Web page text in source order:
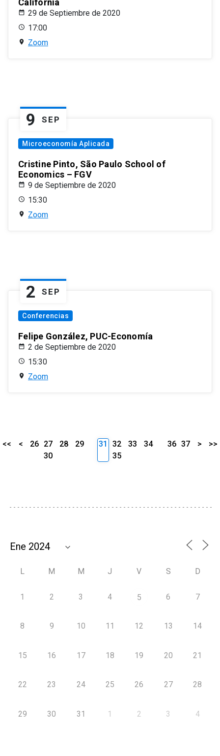
California
29 de Septiembre de 2020
17:00
Zoom
9 SEP
Microeconomía Aplicada
Cristine Pinto, São Paulo School of
Economics – FGV
9 de Septiembre de 2020
15:30
Zoom
2 SEP
Conferencias
Felipe González, PUC-Economía
2 de Septiembre de 2020
15:30
Zoom
<< < 26 27 28
29
30
31 32 33
34
35
36 37 > >>
L M M J V S D
1 2 3 4 5 6 7
8 9 10 11 12 13 14
15 16 17 18 19 20 21
22 23 24 25 26 27 28
29 30 31 1 2 3 4